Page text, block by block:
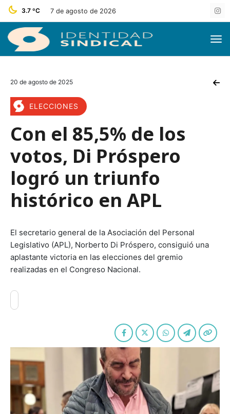
3.7 ºC 7 de agosto de 2026
20 de agosto de 2025
ELECCIONES
Con el 85,5% de los
votos, Di Próspero
logró un triunfo
histórico en APL
El secretario general de la Asociación del Personal
Legislativo (APL), Norberto Di Próspero, consiguió una
aplastante victoria en las elecciones del gremio
realizadas en el Congreso Nacional.